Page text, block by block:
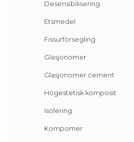
Desensibilisering
Etsmedel
Fissurförsegling
Glasjonomer
Glasjonomer cement
Högestetisk komposit
Isolering
Kompomer